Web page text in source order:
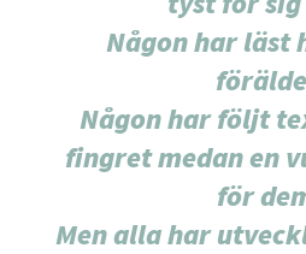
Någon har läst
Någon har följt
fingret medan en
för
Men alla har